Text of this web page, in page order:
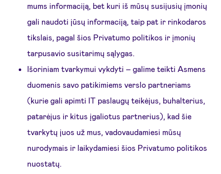
mums informaciją, bet kuri iš mūsų susijusių įmonių
gali naudoti jūsų informaciją, taip pat ir rinkodaros
tikslais, pagal šios Privatumo politikos ir įmonių
tarpusavio susitarimų sąlygas.
Išoriniam tvarkymui vykdyti – galime teikti Asmens
duomenis savo patikimiems verslo partneriams
(kurie gali apimti IT paslaugų teikėjus, buhalterius,
patarėjus ir kitus įgaliotus partnerius), kad šie
tvarkytų juos už mus, vadovaudamiesi mūsų
nurodymais ir laikydamiesi šios Privatumo politikos
nuostatų.